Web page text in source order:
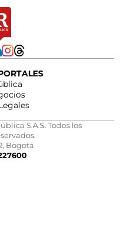
S.A.S. Todos los
Bogotá